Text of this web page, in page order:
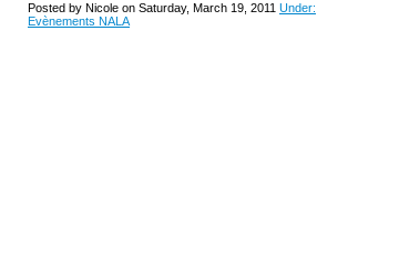
Posted by Nicole on Saturday, March 19, 2011 Under:
Evènements NALA